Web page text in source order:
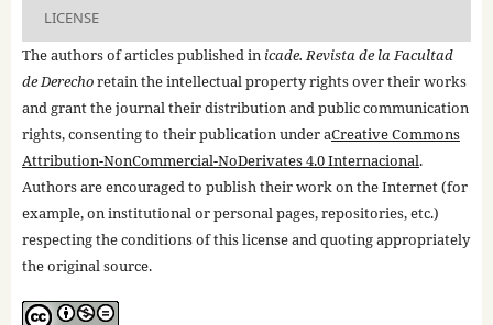
LICENSE
The authors of articles published in icade. Revista de la Facultad
de Derechoretain the intellectual property rights over their works
and grant the journal their distribution and public communication
rights, consenting to their publication under aCreative Commons
Attribution-NonCommercial-NoDerivates 4.0 Internacional.
Authors are encouraged to publish their work on the Internet (for
example, on institutional or personal pages, repositories, etc.)
respecting the conditions of this license and quoting appropriately
the original source.